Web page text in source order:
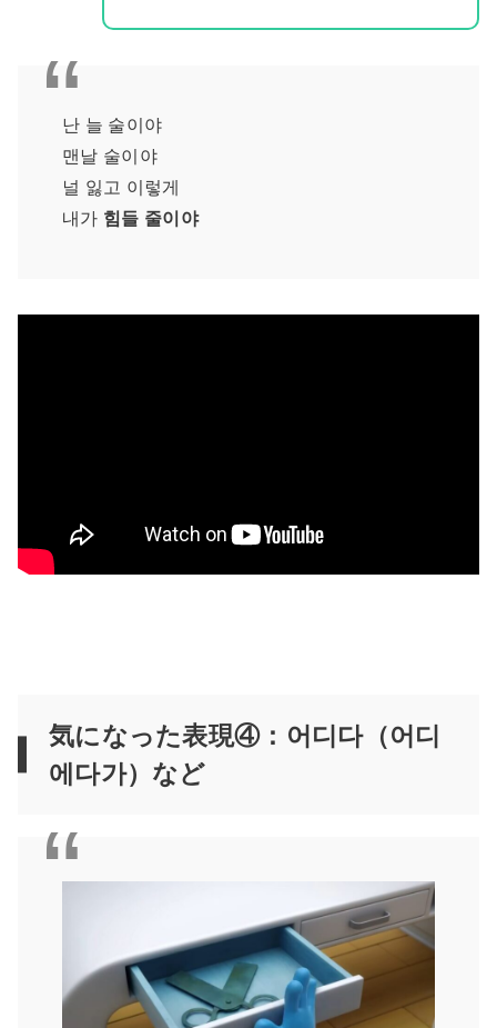
난 늘 술이야
맨날 술이야
널 잃고 이렇게
내가 힘들 줄이야
気になった表現④：어디다（어디
에다가）など